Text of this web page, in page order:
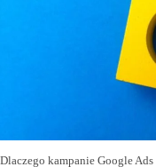
Dlaczego kampanie Google